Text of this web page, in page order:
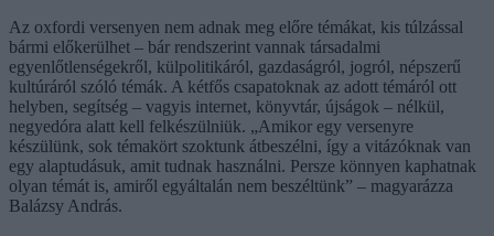
Az oxfordi versenyen nem adnak meg előre témákat, kis túlzással
bármi előkerülhet – bár rendszerint vannak társadalmi
egyenlőtlenségekről, külpolitikáról, gazdaságról, jogról, népszerű
kultúráról szóló témák. A kétfős csapatoknak az adott témáról ott
helyben, segítség – vagyis internet, könyvtár, újságok – nélkül,
negyedóra alatt kell felkészülniük. „Amikor egy versenyre
készülünk, sok témakört szoktunk átbeszélni, így a vitázóknak van
egy alaptudásuk, amit tudnak használni. Persze könnyen kaphatnak
olyan témát is, amiről egyáltalán nem beszéltünk” – magyarázza
Balázsy András.